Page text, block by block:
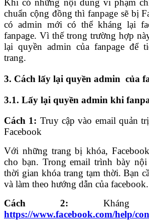
Khi có những nội dung vi phạm
chuẩn cộng đồng thì fanpage sẽ bị
có admin mới có thể kháng lại
fanpage. Vì thế trong trường hợp
lại quyền admin của fanpage để
trang.
3. Cách lấy lại quyền admin của
3.1. Lấy lại quyền admin khi
Cách 1: Truy cập vào email quản
Facebook
Với những trang bị khóa,
cho bạn. Trong email trình bày
thời gian khóa trang tạm thời. Bạn
và làm theo hướng dẫn của facebook.
Cách 2: Kháng
https://www.facebook.com/help/